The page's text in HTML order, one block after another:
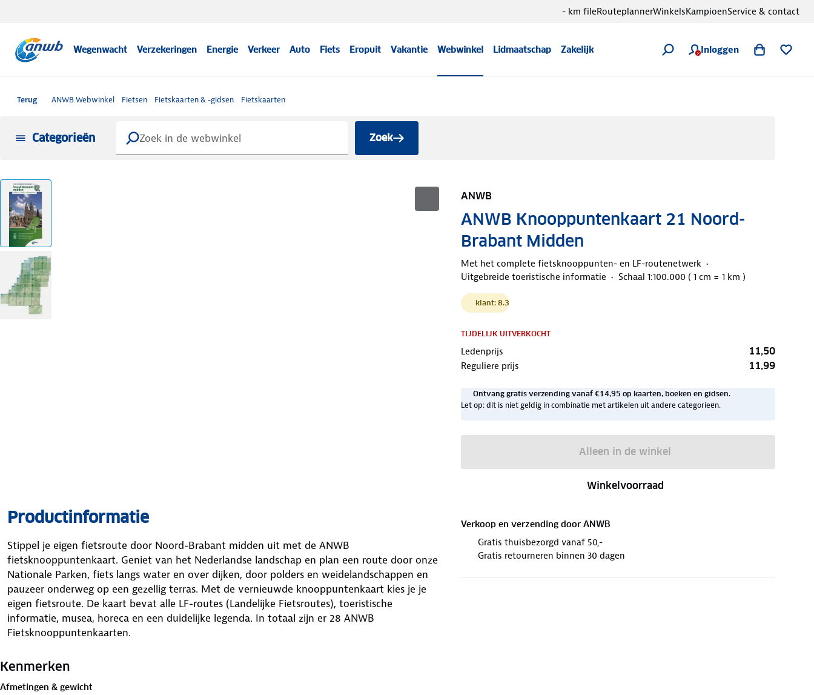
Wegenwacht Verzekeringen Energie Verkeer Auto Fiets Eropuit Vakantie Webwinkel Lidmaatschap Zakelijk Inloggen
- km fileRouteplannerWinkelsKampioenService & contact
Terug ANWB Webwinkel Fietsen Fietskaarten & -gidsen Fietskaarten
Categorieën Zoek
ANWB
ANWB Knooppuntenkaart 21 Noord-
Brabant Midden
Met het complete fietsknooppunten- en LF-routenetwerk
Uitgebreide toeristische informatie
Schaal 1:100.000 ( 1 cm = 1 km )
klant: 8.3
TIJDELIJK UITVERKOCHT
Ledenprijs 11,50
Reguliere prijs 11,99
Ontvang gratis verzending vanaf €14,95 op kaarten, boeken en gidsen.
Let op: dit is niet geldig in combinatie met artikelen uit andere categorieën.
Alleen in de winkel
Winkelvoorraad
Verkoop en verzending door ANWB
Gratis thuisbezorgd vanaf 50,-
Gratis retourneren binnen 30 dagen
Productinformatie
Stippel je eigen fietsroute door Noord-Brabant midden uit met de ANWB
fietsknooppuntenkaart. Geniet van het Nederlandse landschap en plan een route door onze
Nationale Parken, fiets langs water en over dijken, door polders en weidelandschappen en
pauzeer onderweg op een gezellig terras. Met de vernieuwde knooppuntenkaart kies je je
eigen fietsroute. De kaart bevat alle LF-routes (Landelijke Fietsroutes), toeristische
informatie, musea, horeca en een duidelijke legenda. In totaal zijn er 28 ANWB
Fietsknooppuntenkaarten.
Kenmerken
Afmetingen & gewicht